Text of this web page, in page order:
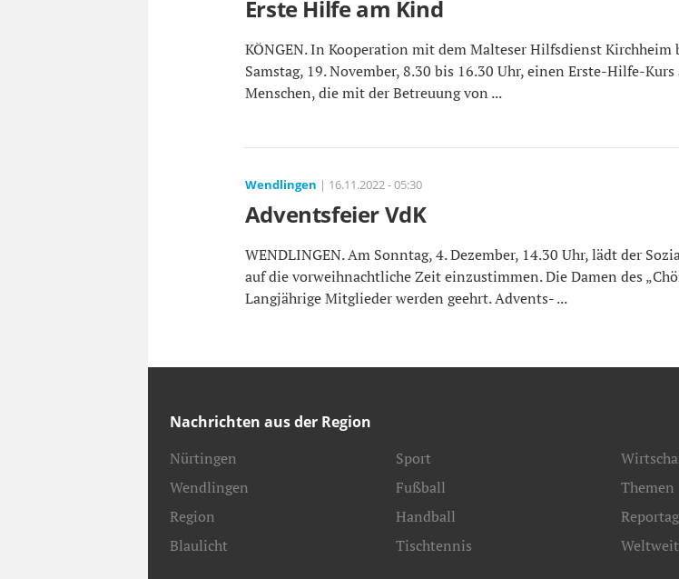
Erste Hilfe am Kind
KÖNGEN. In Kooperation mit dem Malteser Hilfsdienst
Samstag, 19. November, 8.30 bis 16.30 Uhr, einen Erste-Hilfe-
Menschen, die mit der Betreuung von ...
Wendlingen | 16.11.2022 - 05:30
Adventsfeier VdK
WENDLINGEN. Am Sonntag, 4. Dezember, 14.30 Uhr, lädt der
auf die vorweihnachtliche Zeit einzustimmen. Die Damen des
Langjährige Mitglieder werden geehrt. Advents- ...
Nachrichten aus der Region
Nürtingen
Wendlingen
Region
Blaulicht
Sport
Fußball
Handball
Tischtennis
Themen
Weltweit